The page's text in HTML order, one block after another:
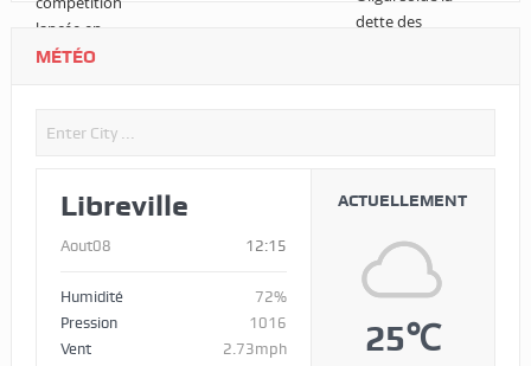
MÉTÉO
Libreville
Aout08 12:15
Humidité
72%
Pression
1016
Vent
2.73mph
ACTUELLEMENT
25℃